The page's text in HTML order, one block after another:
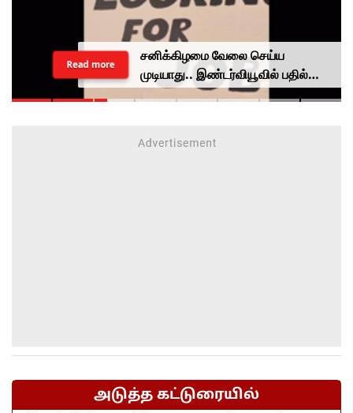
சனிக்கிழமை வேலை செய்ய
முடியாது.. இண்டர்வியூவில் பதில்
சொன்ன இளைஞருக்கு வேலை
Read more
அடுத்த கட்டுரையில்